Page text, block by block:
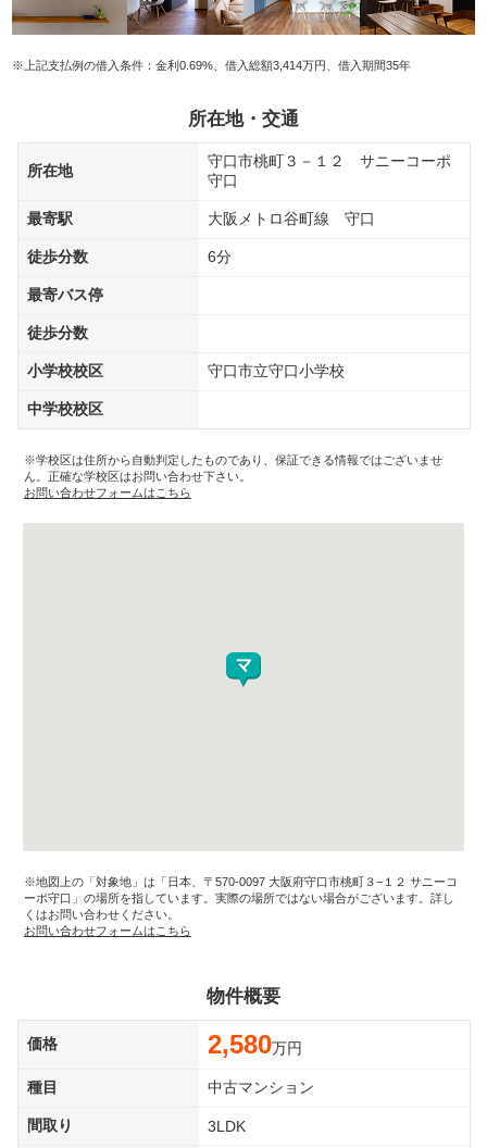
※上記支払例の借入条件：金利0.69%、借入総額3,414万円、借入期間35年
所在地・交通
所在地
守口市桃町３－１２ サニーコーポ
守口
最寄駅 大阪メトロ谷町線 守口
徒歩分数 6分
最寄バス停
徒歩分数
小学校校区 守口市立守口小学校
中学校校区
※学校区は住所から自動判定したものであり、保証できる情報ではございませ
ん。正確な学校区はお問い合わせ下さい。
お問い合わせフォームはこちら
※地図上の「対象地」は「日本、〒570-0097 大阪府守口市桃町３−１２ サニーコ
ーポ守口」の場所を指しています。実際の場所ではない場合がございます。詳し
くはお問い合わせください。
お問い合わせフォームはこちら
物件概要
価格 2,580万円
種目 中古マンション
間取り 3LDK